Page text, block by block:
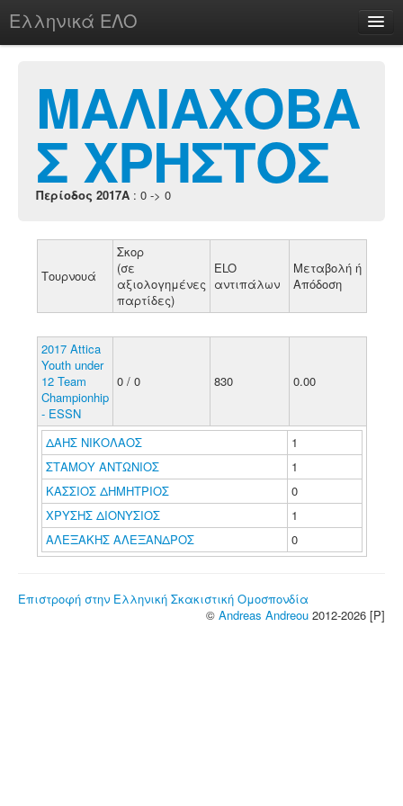
Ελληνικά ΕΛΟ
chesstu.be @ discord
Login
ΜΑΛΙΑΧΟΒΑ
Σ ΧΡΗΣΤΟΣ
Περίοδος 2017A : 0 -> 0
Τουρνουά
Σκορ
(σε
αξιολογημένες
παρτίδες)
ELO
αντιπάλων
Μεταβολή ή
Απόδοση
2017 Attica
Youth under
12 Team
Championhip
- ESSN
0 / 0 830 0.00
ΔΑΗΣ ΝΙΚΟΛΑΟΣ
1
ΣΤΑΜΟΥ ΑΝΤΩΝΙΟΣ
1
ΚΑΣΣΙΟΣ ΔΗΜΗΤΡΙΟΣ
0
ΧΡΥΣΗΣ ΔΙΟΝΥΣΙΟΣ
1
ΑΛΕΞΑΚΗΣ ΑΛΕΞΑΝΔΡΟΣ
0
Επιστροφή στην Ελληνική Σκακιστική Ομοσπονδία
© Andreas Andreou 2012-2026 [P]